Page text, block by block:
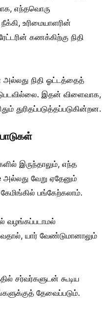
எந்தவொரு
உரிமையாளரின்
கணக்கிற்கு நிதி
அல்லது நிதி ஓட்டத்தைத்
இதன் விளைவாக,
துரிதப்படுத்தப்படுகின்றன.
இருந்தாலும், எந்த
அல்லது வேறு ஏதேனும்
பங்கேற்கலாம்.
வழங்கப்படாமல்
யார் வேண்டுமானாலும்
சர்வர்களுடன் கூடிய
தேவைப்படும்.